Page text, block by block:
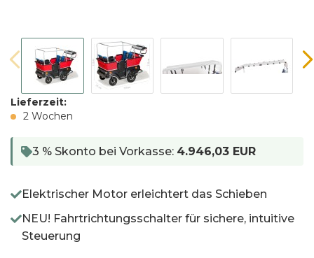
Lieferzeit:
2 Wochen
3 % Skonto bei Vorkasse: 4.946,03 EUR
Elektrischer Motor erleichtert das Schieben
NEU! Fahrtrichtungsschalter für sichere, intuitive
Steuerung